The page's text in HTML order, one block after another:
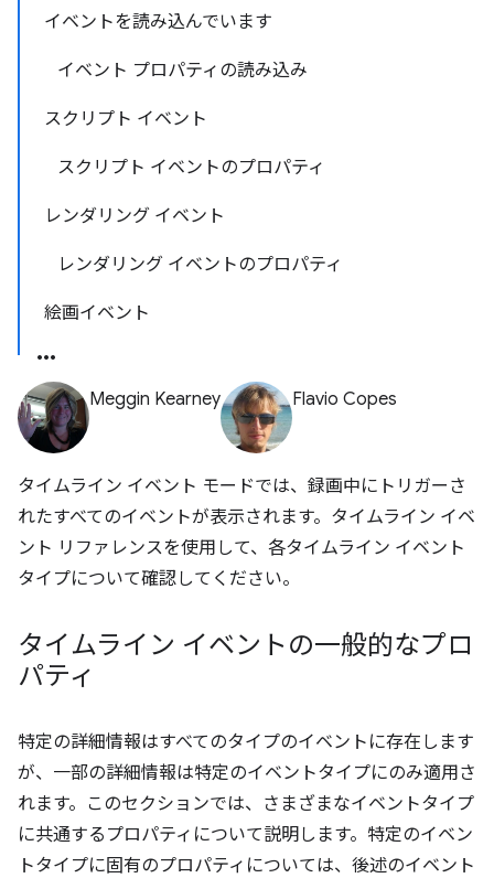
イベントを読み込んでいます
イベント プロパティの読み込み
スクリプト イベント
スクリプト イベントのプロパティ
レンダリング イベント
レンダリング イベントのプロパティ
絵画イベント
Meggin Kearney Flavio Copes
タイムライン イベント モードでは、録画中にトリガーさ
れたすべてのイベントが表示されます。タイムライン イベ
ント リファレンスを使用して、各タイムライン イベント
タイプについて確認してください。
タイムライン イベントの一般的なプロ
パティ
特定の詳細情報はすべてのタイプのイベントに存在します
が、一部の詳細情報は特定のイベントタイプにのみ適用さ
れます。このセクションでは、さまざまなイベントタイプ
に共通するプロパティについて説明します。特定のイベン
トタイプに固有のプロパティについては、後述のイベント